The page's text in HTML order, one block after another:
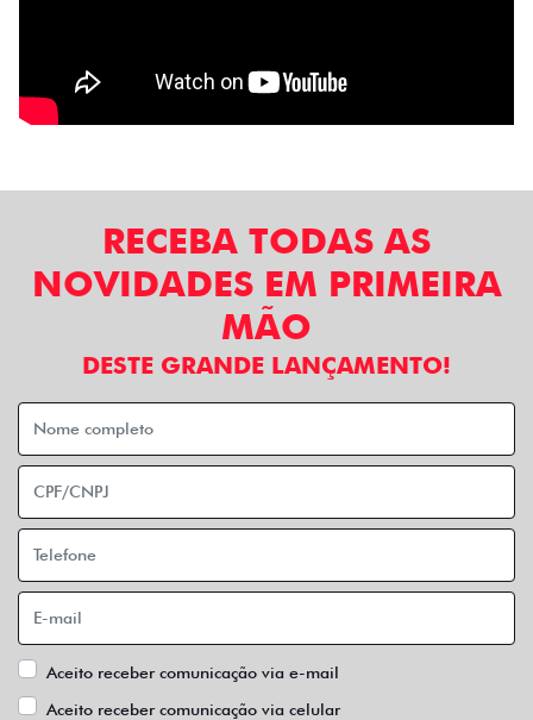
RECEBA TODAS AS
NOVIDADES EM PRIMEIRA
MÃO
DESTE GRANDE LANÇAMENTO!
Aceito receber comunicação via e-mail
Aceito receber comunicação via celular